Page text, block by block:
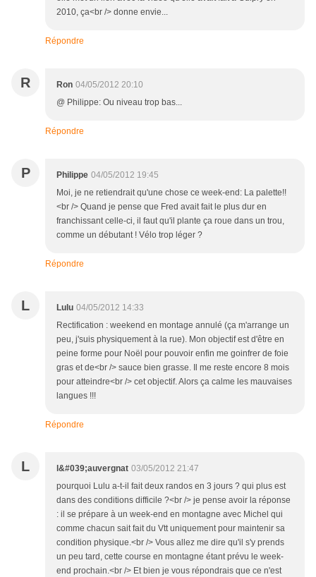
2010, ça<br /> donne envie...
Répondre
R Ron 04/05/2012 20:10
@ Philippe: Ou niveau trop bas...
Répondre
P Philippe 04/05/2012 19:45
Moi, je ne retiendrait qu'une chose ce week-end: La palette!!
<br /> Quand je pense que Fred avait fait le plus dur en
franchissant celle-ci, il faut qu'il plante ça roue dans un trou,
comme un débutant ! Vélo trop léger ?
Répondre
L Lulu 04/05/2012 14:33
Rectification : weekend en montage annulé (ça m'arrange un
peu, j'suis physiquement à la rue). Mon objectif est d'être en
peine forme pour Noël pour pouvoir enfin me goinfrer de foie
gras et de<br /> sauce bien grasse. Il me reste encore 8 mois
pour atteindre<br /> cet objectif. Alors ça calme les mauvaises
langues !!!
Répondre
L l&#039;auvergnat 03/05/2012 21:47
pourquoi Lulu a-t-il fait deux randos en 3 jours ? qui plus est
dans des conditions difficile ?<br /> je pense avoir la réponse
: il se prépare à un week-end en montagne avec Michel qui
comme chacun sait fait du Vtt uniquement pour maintenir sa
condition physique.<br /> Vous allez me dire qu'il s'y prends
un peu tard, cette course en montagne étant prévu le week-
end prochain.<br /> Et bien je vous répondrais que ce n'est